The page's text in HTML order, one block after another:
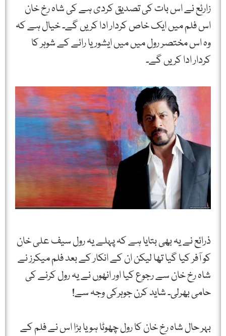
زارئع نے اس بات کی تصدیق کردی ہے کی شاہ رخ خان
اس فلم میں ایک خاص کردار ادا کریں گے۔ خیال ہے کہ
وہ اس مختصر رول میں میں ایشوریا رائے کے شوہر کا
کردار ادا کریں گے۔
ذرائع نے یہ بھی بتایا ہے کہ پہلے یہ رول سیف علی خان
کو آفر کیا گیا تھا لیکن ان کے انکار کے بعد فلم میکرز نے
شاہ رخ خان سے رجوع کیا اور انھوں نے یہ رول کرنے کی
حامی بھرلی۔ شاید کرن جوہرکی وجہ سے!
بہر حال شاہ رخ خان کا رول چھوٹا ہو یا بڑا اس نے فلم کے